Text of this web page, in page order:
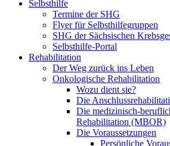
Selbsthilfe
Termine der SHG
Flyer für Selbsthilfegruppen
SHG der Sächsischen
Selbsthilfe-Portal
Rehabilitation
Der Weg zurück ins Leben
Onkologische Rehabilitation
Wozu dient sie?
Die
Die medizinisch-
Rehabilitation (MBOR)
Die Voraussetzungen
Persönliche